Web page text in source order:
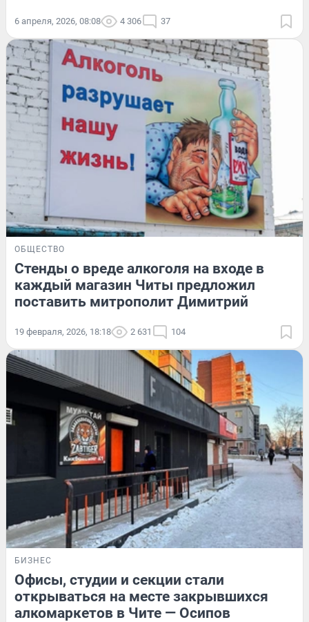
6 апреля, 2026, 08:08 4 306 37
ОБЩЕСТВО
Стенды о вреде алкоголя на входе в
каждый магазин Читы предложил
поставить митрополит Димитрий
19 февраля, 2026, 18:18 2 631 104
БИЗНЕС
Офисы, студии и секции стали
открываться на месте закрывшихся
алкомаркетов в Чите — Осипов